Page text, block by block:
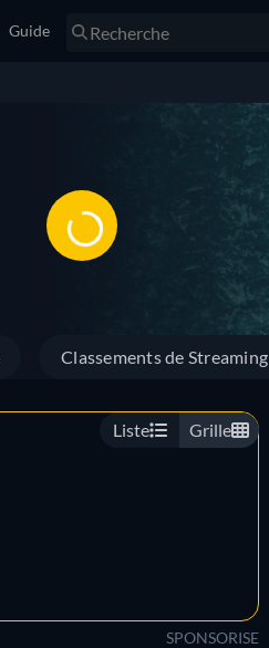
Guide
Classements de Streaming
Liste Grille
SPONSORISE